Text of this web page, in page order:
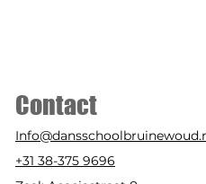
Contact
+31 38-375 9696